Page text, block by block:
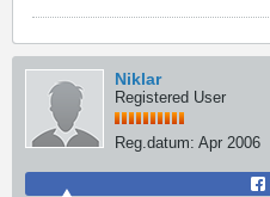
Niklar
Registered User
Reg.datum: Apr 2006